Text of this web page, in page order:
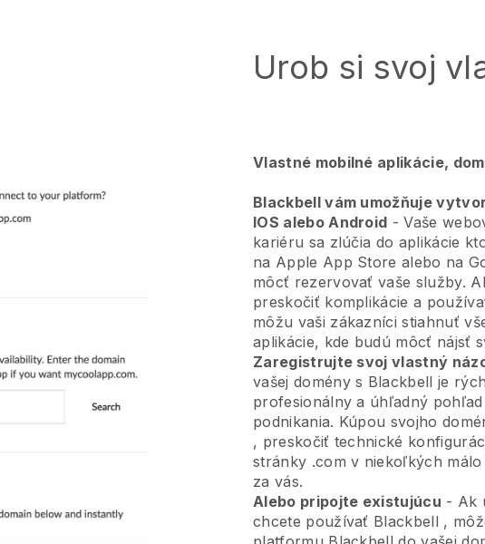
Urob si svoj
Vlastné mobilné aplikácie,
Blackbell vám umožňuje
IOS alebo Android -Vaše
kariéru sa zlúčia do aplikácie
na Apple App Store alebo na
môcť rezervovať vaše služby.
preskočiť komplikácie a
môžu vaši zákazníci stiahnuť
aplikácie, kde budú môcť nájsť
Zaregistrujte svoj vlastný
vašej domény s Blackbell je
profesionálny a úhľadný
podnikania. Kúpou svojho
, preskočiť technické
stránky .com v niekoľkých
za vás.
Alebo pripojte existujúcu - Ak
chcete používať Blackbell ,